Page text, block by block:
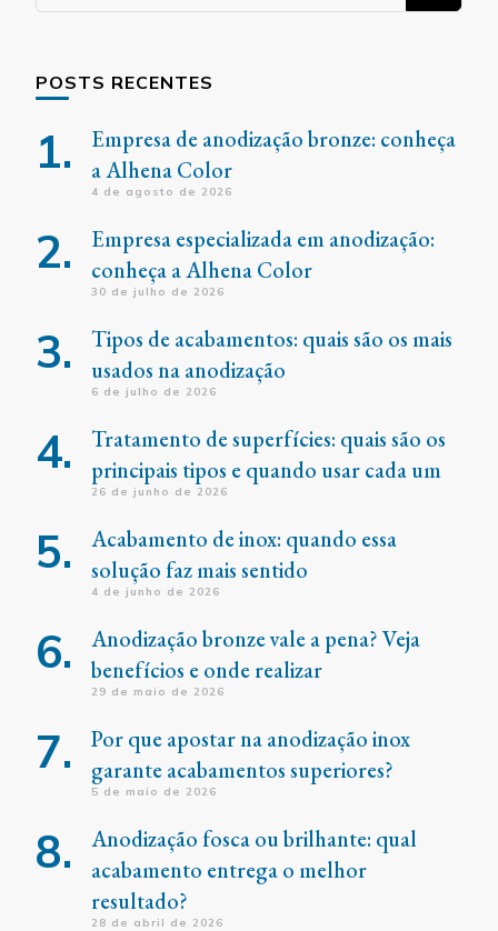
POSTS RECENTES
Empresa de anodização bronze: conheça
a Alhena Color
4 de agosto de 2026
Empresa especializada em anodização:
conheça a Alhena Color
30 de julho de 2026
Tipos de acabamentos: quais são os mais
usados na anodização
6 de julho de 2026
Tratamento de superfícies: quais são os
principais tipos e quando usar cada um
26 de junho de 2026
Acabamento de inox: quando essa
solução faz mais sentido
4 de junho de 2026
Anodização bronze vale a pena? Veja
benefícios e onde realizar
29 de maio de 2026
Por que apostar na anodização inox
garante acabamentos superiores?
5 de maio de 2026
Anodização fosca ou brilhante: qual
acabamento entrega o melhor
resultado?
28 de abril de 2026